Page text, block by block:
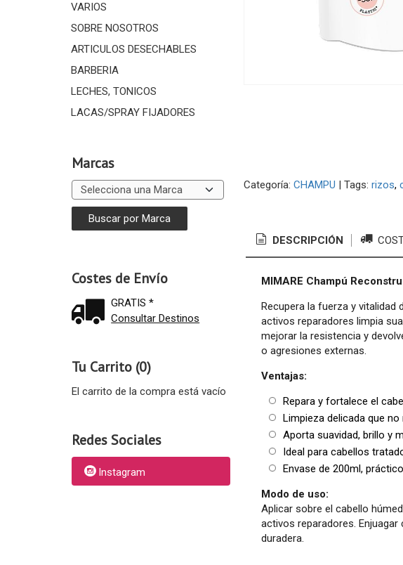
VARIOS
SOBRE NOSOTROS
ARTICULOS DESECHABLES
BARBERIA
LECHES, TONICOS
LACAS/SPRAY FIJADORES
Marcas
Costes de Envío
GRATIS *
Consultar Destinos
Tu Carrito (0)
El carrito de la compra está vacío
Redes Sociales
Instagram
Categoría: CHAMPU Tags: rizos
DESCRIPCIÓN
MIMARE Champú
Recupera la fuerza y vitalidad
activos reparadores limpia
mejorar la resistencia y
o agresiones externas.
Ventajas:
Repara y fortalece el
Limpieza delicada que
Aporta suavidad, brillo y
Ideal para cabellos
Envase de 200ml,
Modo de uso:
Aplicar sobre el cabello
activos reparadores.
duradera.